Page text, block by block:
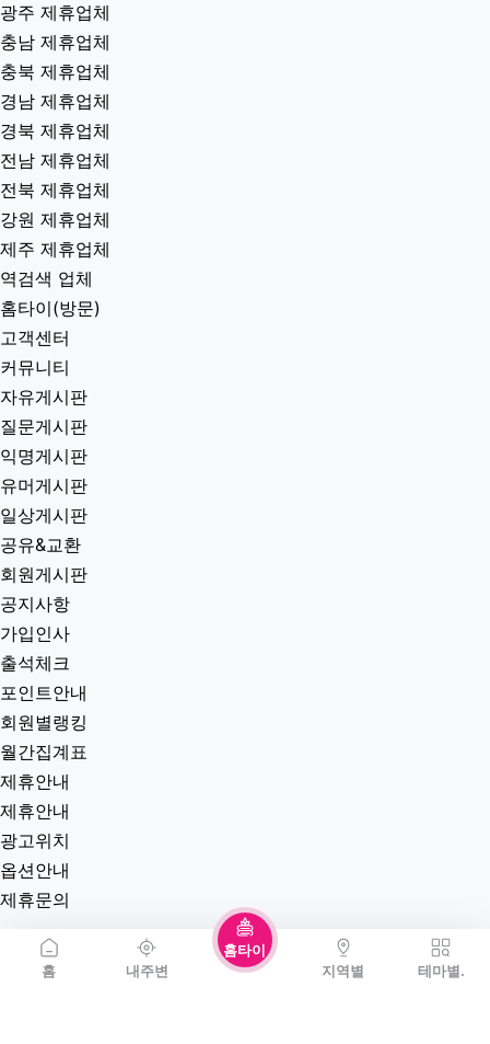
홈 내주변
홈타이
지역별
테마별.
대전 제휴업체
대구 제휴업체
부산 제휴업체
울산 제휴업체
광주 제휴업체
충남 제휴업체
충북 제휴업체
경남 제휴업체
경북 제휴업체
전남 제휴업체
전북 제휴업체
강원 제휴업체
제주 제휴업체
역검색 업체
홈타이(방문)
고객센터
커뮤니티
자유게시판
질문게시판
익명게시판
유머게시판
일상게시판
공유&교환
회원게시판
공지사항
가입인사
출석체크
포인트안내
회원별랭킹
월간집계표
제휴안내
광고위치